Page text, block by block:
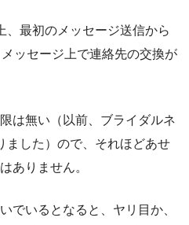
、最初のメッセージ送信から
ッセージ上で連絡先の交換が
は無い（以前、ブライダルネ
ました）ので、それほどあせ
ありません。
でいるとなると、ヤリ目か、